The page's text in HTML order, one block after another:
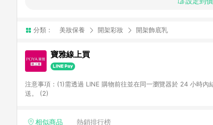
分類： 美妝保養 開架彩妝 開架飾底乳
寶雅線上買
注意事項：(1)需透過 LINE 購物前往並在同一瀏覽器於 24 小時
送。 (2)
相似商品 熱銷排行榜